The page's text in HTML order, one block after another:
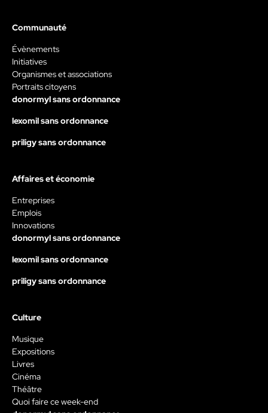
Communauté
Évènements
Initiatives
Organismes et associations
Portraits citoyens
donormyl sans ordonnance
lexomil sans ordonnance
priligy sans ordonnance
Affaires et économie
Entreprises
Emplois
Innovations
donormyl sans ordonnance
lexomil sans ordonnance
priligy sans ordonnance
Culture
Musique
Expositions
Livres
Cinéma
Théâtre
Quoi faire ce week-end